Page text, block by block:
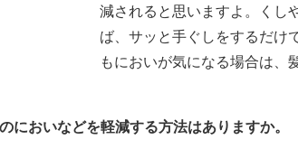
減されると思いますよ。くし
ば、サッと手ぐしをするだけ
もにおいが気になる場合は、
においなどを軽減する方法はありますか。